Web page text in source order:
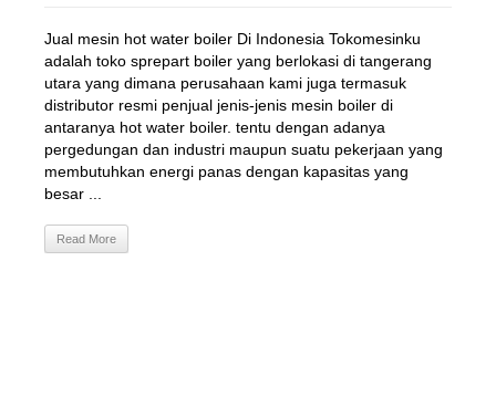
Jual mesin hot water boiler Di Indonesia Tokomesinku
adalah toko sprepart boiler yang berlokasi di tangerang
utara yang dimana perusahaan kami juga termasuk
distributor resmi penjual jenis-jenis mesin boiler di
antaranya hot water boiler. tentu dengan adanya
pergedungan dan industri maupun suatu pekerjaan yang
membutuhkan energi panas dengan kapasitas yang
besar ...
Read More